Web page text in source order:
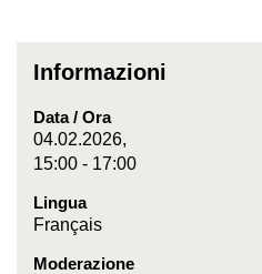
Informazioni
Data / Ora
04.02.2026,
15:00 - 17:00
Lingua
Français
Moderazione